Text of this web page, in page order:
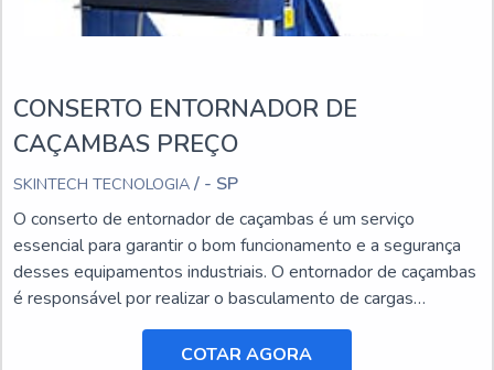
CONSERTO ENTORNADOR DE
CAÇAMBAS PREÇO
SKINTECH TECNOLOGIA / - SP
O conserto de entornador de caçambas é um serviço
essencial para garantir o bom funcionamento e a segurança
desses equipamentos industriais. O entornador de caçambas
é responsável por realizar o basculamento de cargas
pesadas, facilitando o transporte e a descarga de materiais.
COTAR AGORA